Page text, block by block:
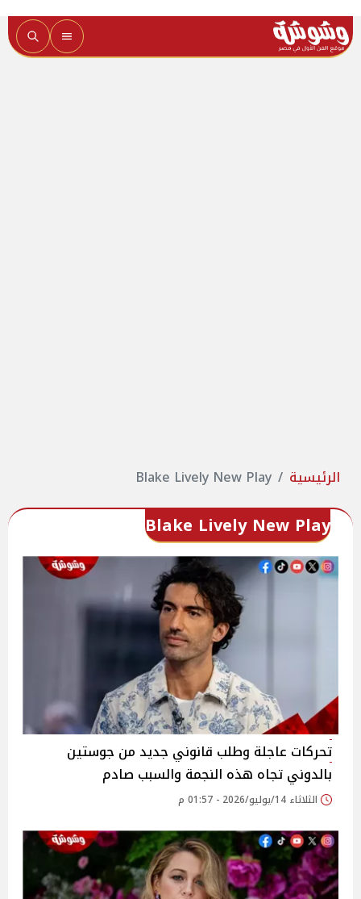
الرئيسية Blake Lively New Play
Blake Lively New Play
تحركات عاجلة وطلب قانوني جديد من جوستين
بالدوني تجاه هذه النجمة والسبب صادم
الثلاثاء 14/يوليو/2026 - 01:57 م